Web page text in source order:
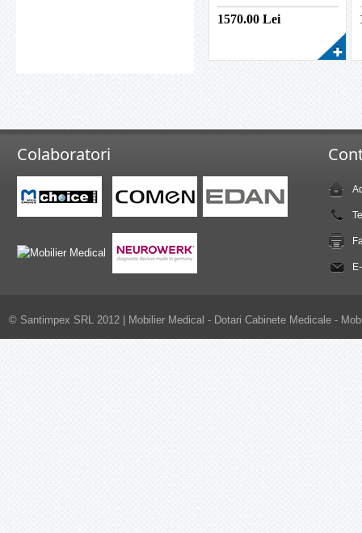
beige
1570.00Lei
Colaboratori
© Santimpex SRL 2012 | Mobilier Medical - Dotari Cabinete Medicale -